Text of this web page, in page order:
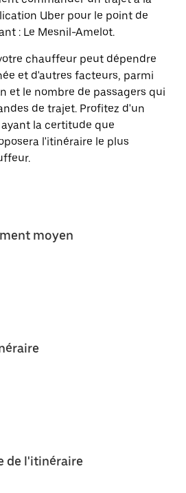
Uber pour le point de
: Le Mesnil-Amelot.
chauffeur peut dépendre
et d'autres facteurs, parmi
et le nombre de passagers qui
de trajet. Profitez d'un
la certitude que
l'itinéraire le plus
moyen
de l'itinéraire